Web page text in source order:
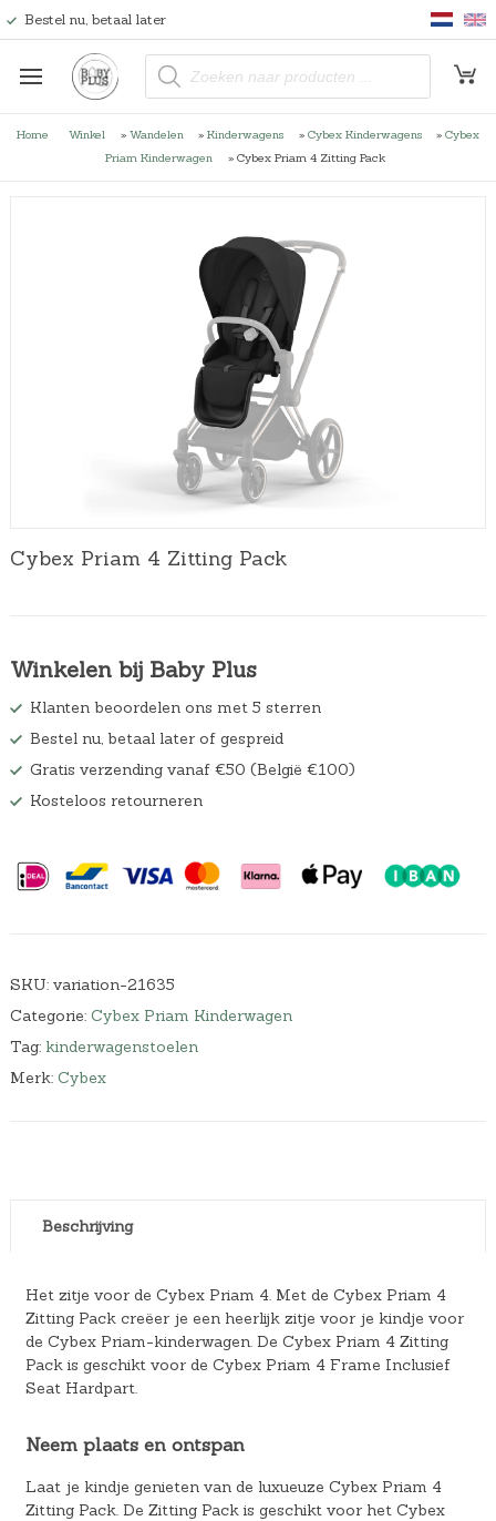
Bestel nu, betaal later
P
o
c
t
Home Winkel » Wandelen » Kinderwagens » Cybex Kinderwagens » Cybex
Priam Kinderwagen
» Cybex Priam 4 Zitting Pack
Cybex Priam 4 Zitting Pack
Winkelen bij Baby Plus
Klanten beoordelen ons met 5 sterren
Bestel nu, betaal later of gespreid
Gratis verzending vanaf €50 (België €100)
Kosteloos retourneren
SKU: variation-21635
Categorie: Cybex Priam Kinderwagen
Tag: kinderwagenstoelen
Merk: Cybex
Beschrijving
Het zitje voor de Cybex Priam 4. Met de Cybex Priam 4
Zitting Pack creëer je een heerlijk zitje voor je kindje voor
de Cybex Priam-kinderwagen. De Cybex Priam 4 Zitting
Pack is geschikt voor de Cybex Priam 4 Frame Inclusief
Seat Hardpart.
Neem plaats en ontspan
Laat je kindje genieten van de luxueuze Cybex Priam 4
Zitting Pack. De Zitting Pack is geschikt voor het Cybex